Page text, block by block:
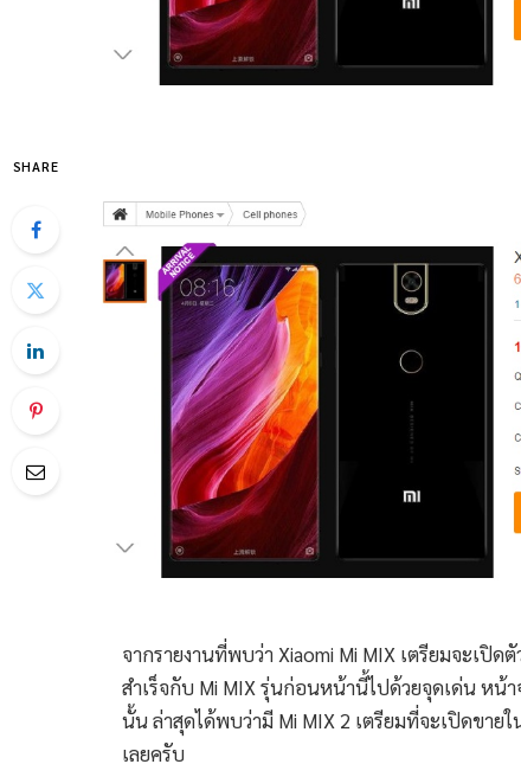
SHARE
จากรายงานที่พบว่า Xiaomi Mi MIX เตรียมจะเปิด
สำเร็จกับ Mi MIX รุ่นก่อนหน้านี้ไปด้วยจุดเด่น ห
นั้น ล่าสุดได้พบว่ามี Mi MIX 2 เตรียมที่จะเปิดขาย
เลยครับ